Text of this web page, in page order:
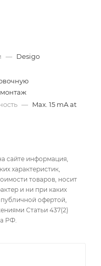
— Desigo
— Max. 15 mA at
сайте информация,
характеристик,
товаров, носит
и ни при каких
публичной офертой,
Статьи 437(2)
РФ.